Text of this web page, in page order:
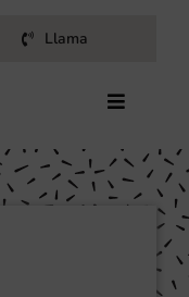
Llama
Toggle